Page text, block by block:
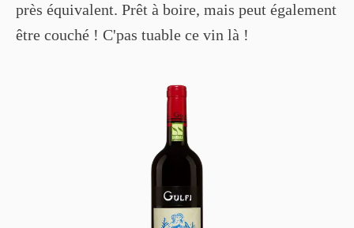
près équivalent. Prêt à boire, mais peut également
être couché ! C'pas tuable ce vin là !